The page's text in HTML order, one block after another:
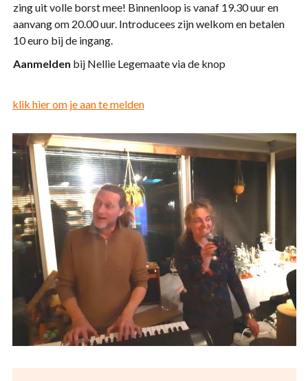
zing uit volle borst mee! Binnenloop is vanaf 19.30 uur en
aanvang om 20.00 uur. Introducees zijn welkom en betalen
10 euro bij de ingang.
Aanmelden bij Nellie Legemaate via de knop
klik hier om je aan te melden